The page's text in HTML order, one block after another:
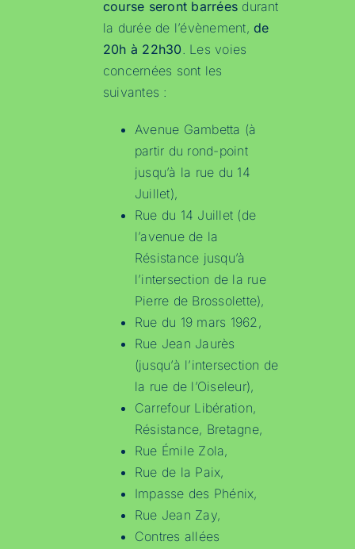
course seront barrées durant
la durée de l’évènement, de
20h à 22h30. Les voies
concernées sont les
suivantes :
Avenue Gambetta (à
partir du rond-point
jusqu’à la rue du 14
Juillet),
Rue du 14 Juillet (de
l’avenue de la
Résistance jusqu’à
l’intersection de la rue
Pierre de Brossolette),
Rue du 19 mars 1962,
Rue Jean Jaurès
(jusqu’à l’intersection de
la rue de l’Oiseleur),
Carrefour Libération,
Résistance, Bretagne,
Rue Émile Zola,
Rue de la Paix,
Impasse des Phénix,
Rue Jean Zay,
Contres allées